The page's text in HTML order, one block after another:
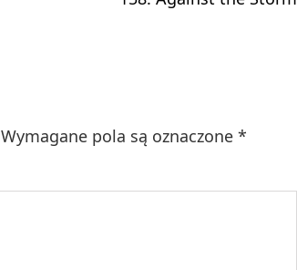
Wymagane pola są oznaczone *